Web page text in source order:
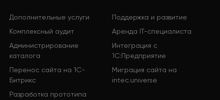
Дополнительные услуги
Поддержка и развитие
Комплексный аудит
Аренда IT-специалиста
Администрирование
каталога
Интеграция с
1С:Предприятие
Перенос сайта на 1С-
Битрикс
Миграция сайта на
intec.universe
Разработка прототипа